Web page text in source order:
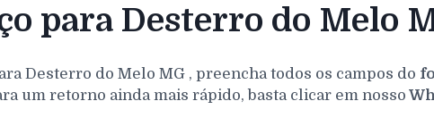
para Desterro do Melo
Desterro do Melo MG , preencha todos os campos do
um retorno ainda mais rápido, basta clicar em nosso